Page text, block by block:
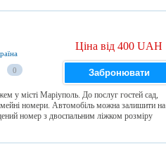
0
Ціна від 400 UAH
Забронювати
у місті Маріуполь. До послуг гостей сад,
номери. Автомобіль можна залишити на
номер з двоспальним ліжком розміру